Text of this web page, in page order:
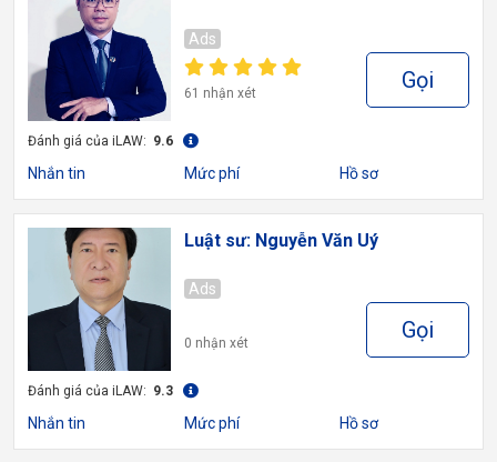
Ads
61 nhận xét Gọi
Đánh giá của iLAW: 9.6
Nhắn tin Mức phí Hồ sơ
Luật sư: Nguyễn Văn Uý
Ads
0 nhận xét Gọi
Đánh giá của iLAW: 9.3
Nhắn tin Mức phí Hồ sơ